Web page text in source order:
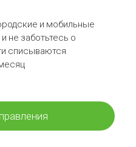
и мобильные
не заботьтесь о
списываются